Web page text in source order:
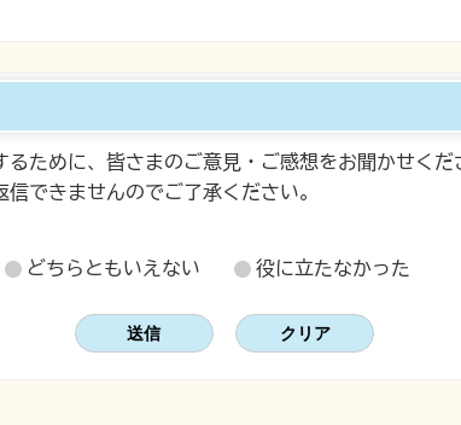
ために、皆さまのご意見・ご感想をお聞かせくだ
できませんのでご了承ください。
どちらともいえない 役に立たなかった